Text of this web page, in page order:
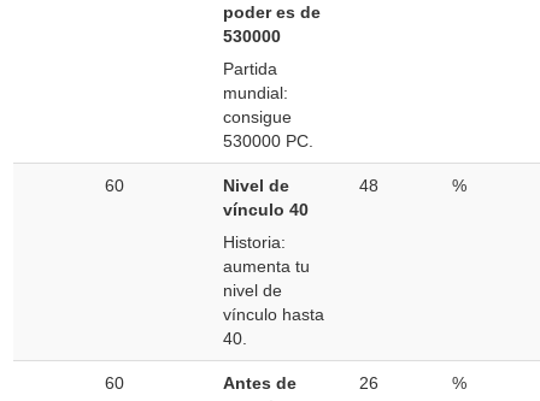
poder es de
530000
Partida
mundial:
consigue
530000 PC.
60
Nivel de
vínculo 40
Historia:
aumenta tu
nivel de
vínculo hasta
40.
48 %
60
Antes de
26 %